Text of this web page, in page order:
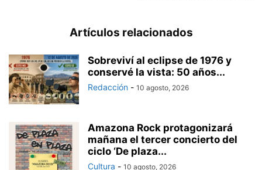
Artículos relacionados
Sobreviví al eclipse de 1976 y
conservé la vista: 50 años...
Redacción - 10 agosto, 2026
Amazona Rock protagonizará
mañana el tercer concierto del
ciclo ‘De plaza...
Cultura - 10 agosto, 2026